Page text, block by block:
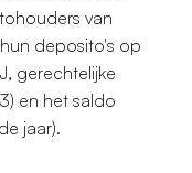
van
deposito's op
gerechtelijke
en het saldo
jaar).